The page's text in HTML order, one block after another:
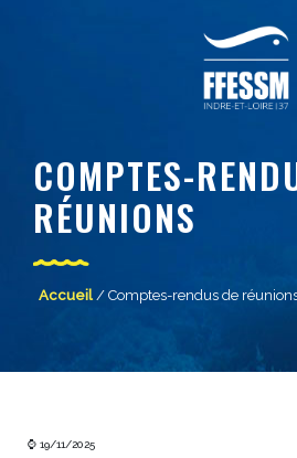
COMPTES-
RÉUNIONS
Accueil/ Comptes-rendus de
⌚ 19/11/2025